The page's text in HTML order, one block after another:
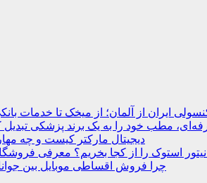
ایران از آلمان؛ از میخک تا خدمات
مطب خود را به یک برند پزشکی تبدیل
دیجیتال مارکتر کیست و چه
استوک را از کجا بخریم؟ معرفی
چرا فروش اقساطی موبایل بین